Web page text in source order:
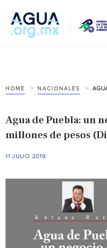
HOME NACIONALES
Agua de Puebla: un
millones de pesos
11 JULIO 2019